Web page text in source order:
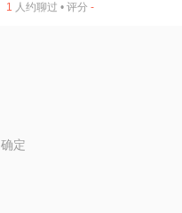
1 人约聊过 • 评分 -
确定